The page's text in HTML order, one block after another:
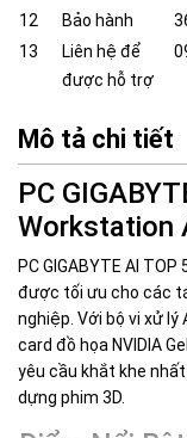
12
Bảo hành
13
Liên hệ để
được hỗ trợ
Mô tả chi tiết
PC
Workstation
PC GIGABYTE AI
được tối ưu cho các
nghiệp. Với bộ vi xử lý
card đồ họa NVIDIA
yêu cầu khắt khe
dựng phim 3D.